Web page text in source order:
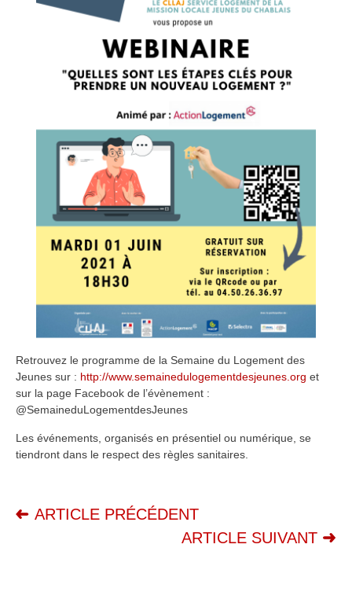
Retrouvez le programme de la Semaine du Logement des
Jeunes sur : http://www.semainedulogementdesjeunes.org et
sur la page Facebook de l’évènement :
@SemaineduLogementdesJeunes
Les événements, organisés en présentiel ou numérique, se
tiendront dans le respect des règles sanitaires.
ARTICLE PRÉCÉDENT
ARTICLE SUIVANT